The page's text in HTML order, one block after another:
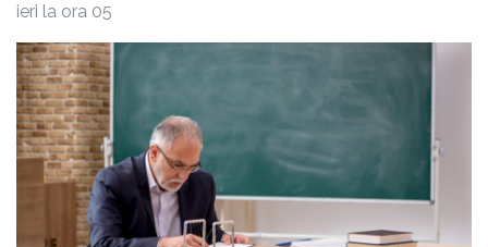
ieri la ora 05